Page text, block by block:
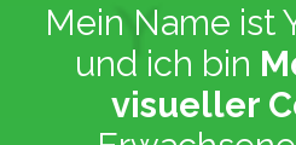
Mein Name ist
und ich bin
visueller